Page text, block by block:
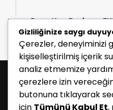
Enes Koç Bodrum
10:41
Gizliliğinize saygı
Çerezler, deneyiminizi
kişiselleştirilmiş içerik
analiz etmemize
çerezlere izin
butonuna tıklayarak
için Tümünü Kabul Et,